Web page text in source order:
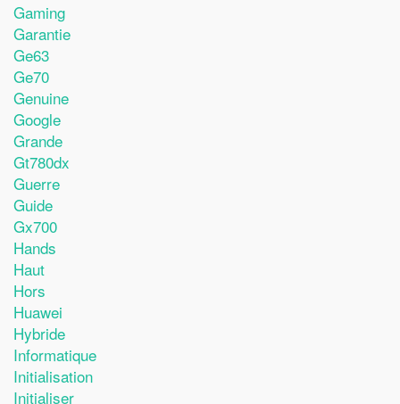
Gaming
Garantie
Ge63
Ge70
Genuine
Google
Grande
Gt780dx
Guerre
Guide
Gx700
Hands
Haut
Hors
Huawei
Hybride
Informatique
Initialisation
Initialiser